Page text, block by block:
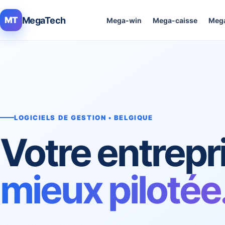
MT MegaTech Mega-win Mega-caisse
LOGICIELS DE GESTION • BELGIQUE
Votre
mieux